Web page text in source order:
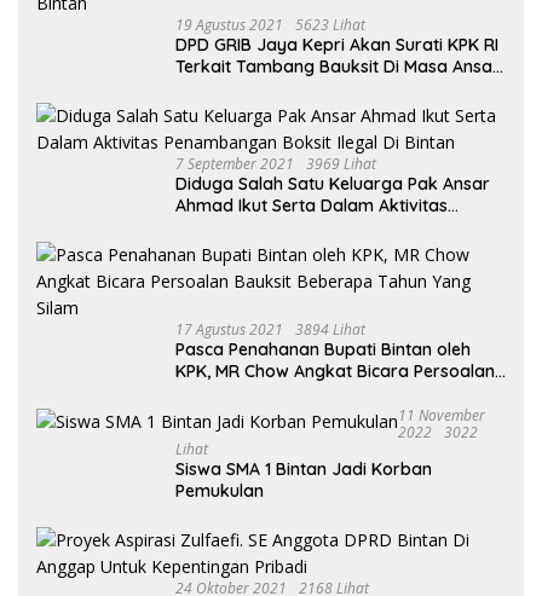
19 Agustus 2021 5623 Lihat
DPD GRIB Jaya Kepri Akan Surati KPK RI
Terkait Tambang Bauksit Di Masa Ansar
7 September 2021 3969 Lihat
Diduga Salah Satu Keluarga Pak Ansar
Ahmad Ikut Serta Dalam Aktivitas
17 Agustus 2021 3894 Lihat
Pasca Penahanan Bupati Bintan oleh
KPK, MR Chow Angkat Bicara Persoalan
11 November
2022 3022
Lihat
Siswa SMA 1 Bintan Jadi Korban
Pemukulan
24 Oktober 2021 2168 Lihat